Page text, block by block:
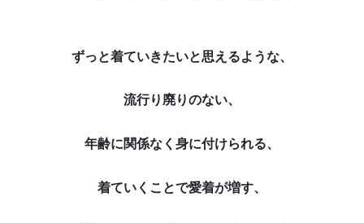
ずっと着ていきたいと思えるような、
流行り廃りのない、
年齢に関係なく身に付けられる、
着ていくことで愛着が増す、